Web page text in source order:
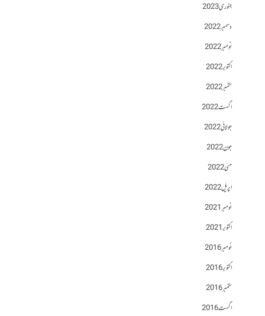
جنوری 2023
دسمبر 2022
نومبر 2022
اکتوبر 2022
ستمبر 2022
اگست 2022
جولائی 2022
جون 2022
مئی 2022
اپریل 2022
نومبر 2021
اکتوبر 2021
نومبر 2016
اکتوبر 2016
ستمبر 2016
اگست 2016